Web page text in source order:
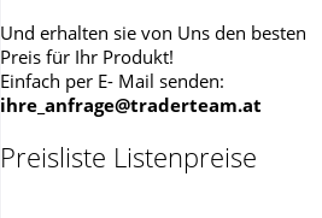
Und erhalten sie von Uns den besten
Preis für Ihr Produkt!
Einfach per E- Mail senden:
ihre_anfrage@traderteam.at
Preisliste Listenpreise